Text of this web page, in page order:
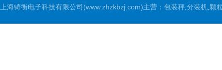
上海铸衡电子科技有限公司(www.zhzkbzj.com)主营： 包装秤,分装机,颗